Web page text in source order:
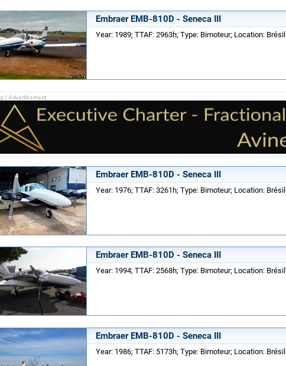
Embraer EMB-810D - Seneca III
Year: 1989; TTAF: 2963h; Type: Bimoteur; Location: Brésil
Embraer EMB-810D - Seneca III
Year: 1976; TTAF: 3261h; Type: Bimoteur; Location: Brésil
Embraer EMB-810D - Seneca III
Year: 1994; TTAF: 2568h; Type: Bimoteur; Location: Brésil
Embraer EMB-810D - Seneca III
Year: 1986; TTAF: 5173h; Type: Bimoteur; Location: Brésil